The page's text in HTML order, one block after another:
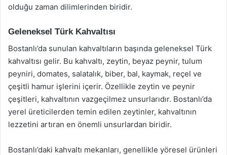
olduğu zaman dilimlerinden biridir.
Geleneksel Türk Kahvaltısı
Bostanlı’da sunulan kahvaltıların başında geleneksel Türk
kahvaltısı gelir. Bu kahvaltı, zeytin, beyaz peynir, tulum
peyniri, domates, salatalık, biber, bal, kaymak, reçel ve
çeşitli hamur işlerini içerir. Özellikle zeytin ve peynir
çeşitleri, kahvaltının vazgeçilmez unsurlarıdır. Bostanlı’da
yerel üreticilerden temin edilen zeytinler, kahvaltının
lezzetini artıran en önemli unsurlardan biridir.
Bostanlı’daki kahvaltı mekanları, genellikle yöresel ürünleri